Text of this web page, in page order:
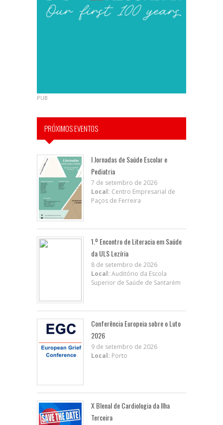
PUB
PRÓXIMOS EVENTOS
I Jornadas de Saúde Escolar e
Pediatria
7 de setembro de 2026
Local: Centro Empresarial de
Paços de Ferreira
1.º Encontro de Literacia em Saúde
da ULS Lezíria
8 de setembro de 2026
Local: Auditório da Escola
Superior de Saúde de Santarém
Conferência Europeia sobre o Luto
2026
9 de setembro de 2026
Local: Porto
X BIenal de Cardiologia da Ilha
Terceira